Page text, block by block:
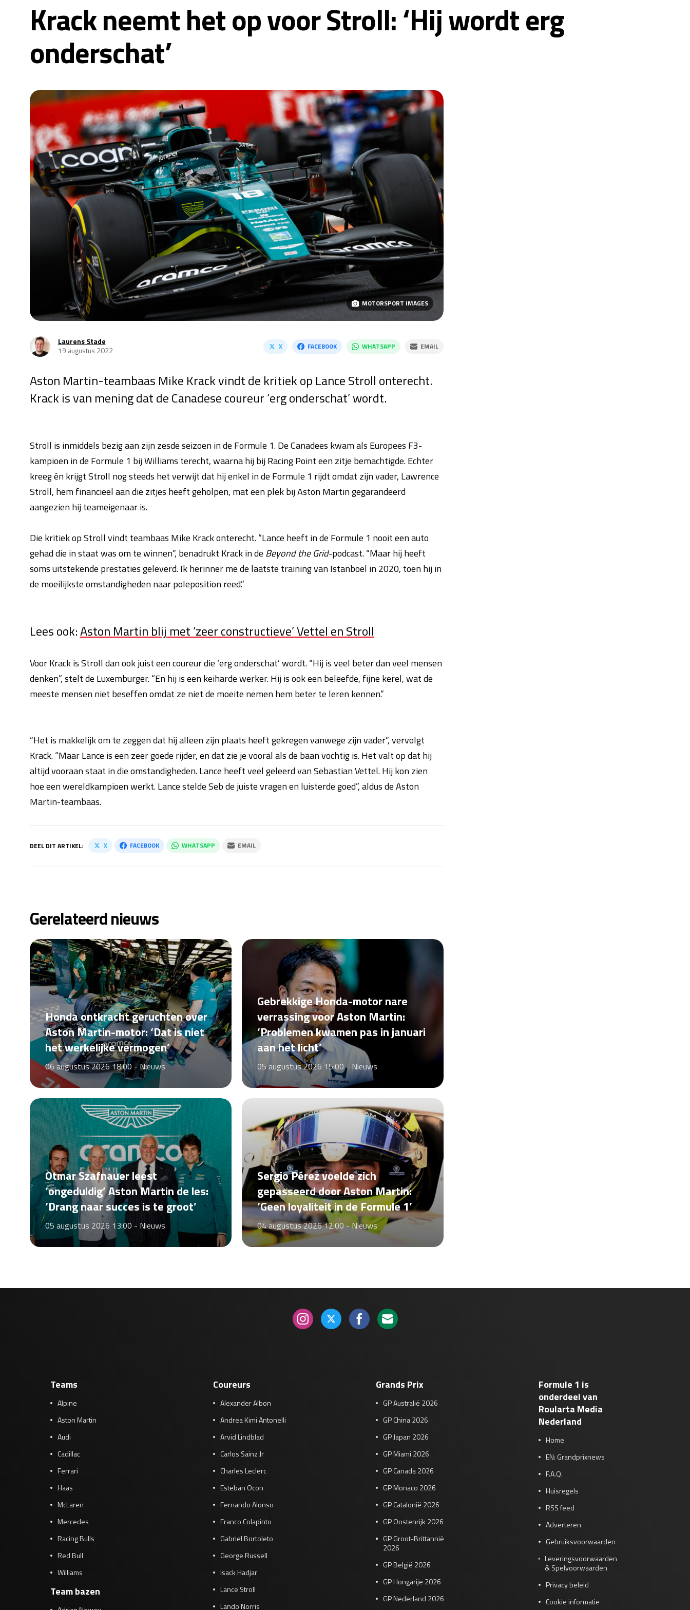
Krack neemt het op voor Stroll: ‘Hij wordt erg
onderschat’
MOTORSPORT IMAGES
Laurens Stade
19 augustus 2022
X FACEBOOK WHATSAPP EMAIL
Aston Martin-teambaas Mike Krack vindt de kritiek op Lance Stroll onterecht.
Krack is van mening dat de Canadese coureur ‘erg onderschat’ wordt.
Stroll is inmiddels bezig aan zijn zesde seizoen in de Formule 1. De Canadees kwam als Europees F3-
kampioen in de Formule 1 bij Williams terecht, waarna hij bij Racing Point een zitje bemachtigde. Echter
kreeg én krijgt Stroll nog steeds het verwijt dat hij enkel in de Formule 1 rijdt omdat zijn vader, Lawrence
Stroll, hem financieel aan die zitjes heeft geholpen, mat een plek bij Aston Martin gegarandeerd
aangezien hij teameigenaar is.
Die kritiek op Stroll vindt teambaas Mike Krack onterecht. “Lance heeft in de Formule 1 nooit een auto
gehad die in staat was om te winnen”, benadrukt Krack in de Beyond the Grid-podcast. “Maar hij heeft
soms uitstekende prestaties geleverd. Ik herinner me de laatste training van Istanboel in 2020, toen hij in
de moeilijkste omstandigheden naar poleposition reed.”
Lees ook:Aston Martin blij met ‘zeer constructieve’ Vettel en Stroll
Voor Krack is Stroll dan ook juist een coureur die ‘erg onderschat’ wordt. “Hij is veel beter dan veel mensen
denken”, stelt de Luxemburger. “En hij is een keiharde werker. Hij is ook een beleefde, fijne kerel, wat de
meeste mensen niet beseffen omdat ze niet de moeite nemen hem beter te leren kennen.”
“Het is makkelijk om te zeggen dat hij alleen zijn plaats heeft gekregen vanwege zijn vader”, vervolgt
Krack. “Maar Lance is een zeer goede rijder, en dat zie je vooral als de baan vochtig is. Het valt op dat hij
altijd vooraan staat in die omstandigheden. Lance heeft veel geleerd van Sebastian Vettel. Hij kon zien
hoe een wereldkampioen werkt. Lance stelde Seb de juiste vragen en luisterde goed”, aldus de Aston
Martin-teambaas.
DEEL DIT ARTIKEL: X FACEBOOK WHATSAPP EMAIL
Gerelateerd nieuws
Honda ontkracht geruchten over
Aston Martin-motor: ‘Dat is niet
het werkelijke vermogen’
06 augustus 2026 18:00 - Nieuws
Gebrekkige Honda-motor nare
verrassing voor Aston Martin:
‘Problemen kwamen pas in januari
aan het licht’
05 augustus 2026 15:00 - Nieuws
Otmar Szafnauer leest
‘ongeduldig’ Aston Martin de les:
‘Drang naar succes is te groot’
05 augustus 2026 13:00 - Nieuws
Sergio Pérez voelde zich
gepasseerd door Aston Martin:
‘Geen loyaliteit in de Formule 1’
04 augustus 2026 12:00 -Nieuws
Teams
Alpine
Aston Martin
Audi
Cadillac
Ferrari
Haas
McLaren
Mercedes
Racing Bulls
Red Bull
Williams
Team bazen
Coureurs
Alexander Albon
Andrea Kimi Antonelli
Arvid Lindblad
Carlos Sainz Jr
Charles Leclerc
Esteban Ocon
Fernando Alonso
Franco Colapinto
Gabriel Bortoleto
George Russell
Isack Hadjar
Lance Stroll
Lando Norris
Grands Prix
GP Australië 2026
GP China 2026
GP Japan 2026
GP Miami 2026
GP Canada 2026
GP Monaco 2026
GP Catalonië 2026
GP Oostenrijk 2026
GP Groot-Brittannië
2026
GP België 2026
GP Hongarije 2026
GP Nederland 2026
Formule 1 is
onderdeel van
Roularta Media
Nederland
Home
EN: Grandprixnews
F.A.Q.
Huisregels
RSS feed
Adverteren
Gebruiksvoorwaarden
Leveringsvoorwaarden
& Spelvoorwaarden
Privacy beleid
Cookie informatie